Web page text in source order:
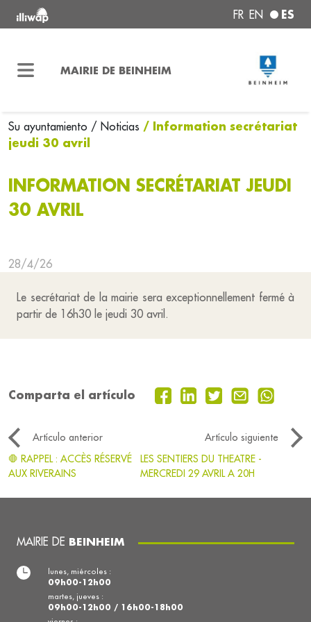
FR EN ES
MAIRIE DE BEINHEIM
Su ayuntamiento / Noticias / Information secrétariat
jeudi 30 avril
INFORMATION SECRÉTARIAT JEUDI
30 AVRIL
28/4/26
Le secrétariat de la mairie sera exceptionnellement fermé à
partir de 16h30 le jeudi 30 avril.
Comparta el artículo
Artículo anterior
Artículo siguiente
🛑 RAPPEL : ACCÈS RÉSERVÉ
AUX RIVERAINS
LES SENTIERS DU THEATRE -
MERCREDI 29 AVRIL A 20H
MAIRIE DE BEINHEIM
lunes, miércoles :
09h00-12h00
martes, jueves :
09h00-12h00 / 16h00-18h00